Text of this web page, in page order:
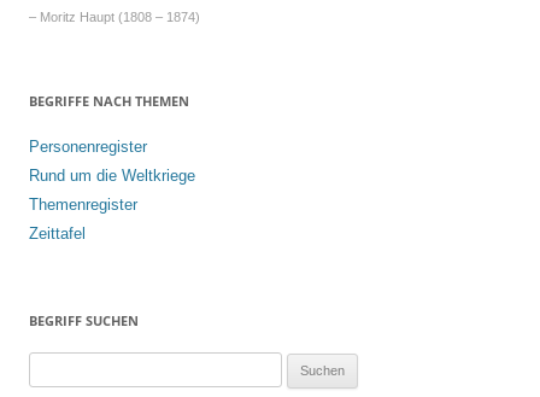
– Moritz Haupt (1808 – 1874)
BEGRIFFE NACH THEMEN
Personenregister
Rund um die Weltkriege
Themenregister
Zeittafel
BEGRIFF SUCHEN